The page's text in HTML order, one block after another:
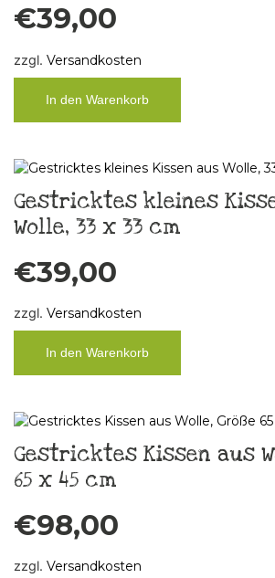
€39,00
zzgl. Versandkosten
In den Warenkorb
Gestricktes kleines
Wolle, 33 x 33 cm
€39,00
zzgl. Versandkosten
In den Warenkorb
Gestricktes Kissen aus
65 x 45 cm
€98,00
zzgl. Versandkosten